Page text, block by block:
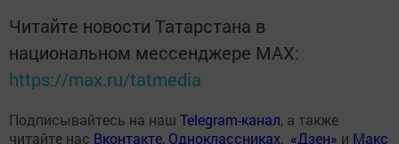
Читайте новости Татарстана в
национальном мессенджере MАХ:
https://max.ru/tatmedia
Подписывайтесь на наш Telegram-канал, а также
читайте нас Вконтакте, Одноклассниках, «Дзен» и Макс